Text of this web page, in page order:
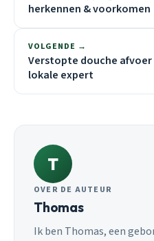
herkennen & voorkomen
VOLGENDE →
Verstopte douche
lokale expert
T
OVER DE AUTEUR
Thomas
Ik ben Thomas, een